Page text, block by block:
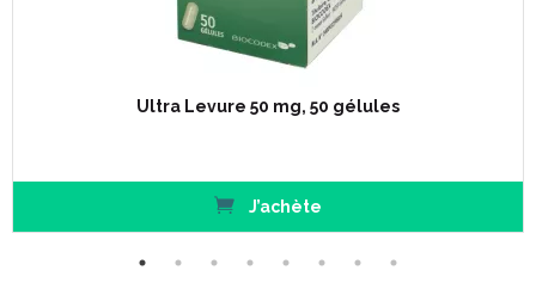
Ultra Levure 50 mg, 50 gélules
J’achète